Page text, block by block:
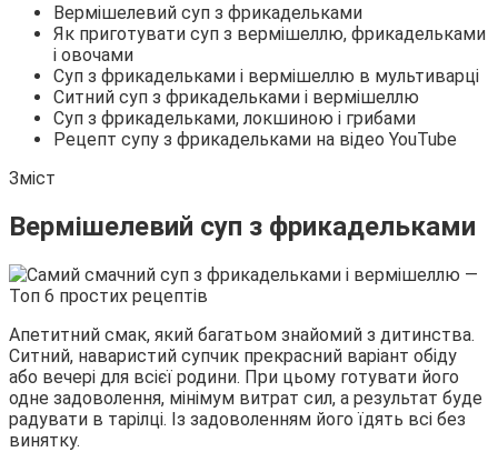
Вермішелевий суп з фрикадельками
Як приготувати суп з вермішеллю, фрикадельками
і овочами
Суп з фрикадельками і вермішеллю в мультиварці
Ситний суп з фрикадельками і вермішеллю
Суп з фрикадельками, локшиною і грибами
Рецепт супу з фрикадельками на відео YouTube
Зміст
Вермішелевий суп з фрикадельками
Апетитний смак, який багатьом знайомий з дитинства.
Ситний, наваристий супчик прекрасний варіант обіду
або вечері для всієї родини. При цьому готувати його
одне задоволення, мінімум витрат сил, а результат буде
радувати в тарілці. Із задоволенням його їдять всі без
винятку.